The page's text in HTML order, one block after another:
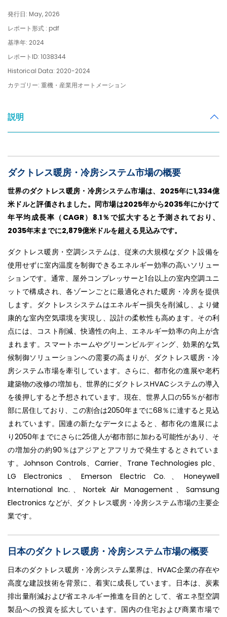
発行日: May, 2026
レポート形式 : pdf
基準年: 2024
レポートID: 1038344
Historical Data: 2020-2024
カテゴリー: 重機・産業用オートメーション
説明
ダクトレス暖房・冷房システム市場の概要
世界のダクトレス暖房・冷房システム市場は、2025年に1,334億
米ドルと評価されました。同市場は2025年から2035年にかけて
年平均成長率（CAGR）8.1％で拡大すると予測されており、
2035年末までに2,879億米ドルを超える見込みです。
ダクトレス暖房・空調システムは、従来の大規模なダクト設備を
使用せずに室内温度を制御できるエネルギー効率の高いソリュー
ションです。通常、屋外コンプレッサーと1台以上の室内空調ユニ
ットで構成され、各ゾーンごとに最適化された暖房・冷房を提供
します。ダクトレスシステムはエネルギー損失を削減し、より健
康的な室内空気環境を実現し、設計の柔軟性も高めます。その利
点には、コスト削減、快適性の向上、エネルギー効率の向上が含
まれます。スマートホームやグリーンビルディング、効果的な気
候制御ソリューションへの需要の高まりが、ダクトレス暖房・冷
房システム市場を牽引しています。さらに、都市化の進展や老朽
建築物の改修の増加も、世界的にダクトレスHVACシステムの導入
を後押しすると予想されています。現在、世界人口の55％が都市
部に居住しており、この割合は2050年までに68％に達すると見込
まれています。国連の新たなデータによると、都市化の進展によ
り2050年までにさらに25億人が都市部に加わる可能性があり、そ
の増加分の約90％はアジアとアフリカで発生するとされていま
す。Johnson Controls、Carrier、Trane Technologies plc、
LG Electronics、Emerson Electric Co.、Honeywell
International Inc.、Nortek Air Management、Samsung
Electronics などが、ダクトレス暖房・冷房システム市場の主要企
業です。
日本のダクトレス暖房・冷房システム市場の概要
日本のダクトレス暖房・冷房システム業界は、HVAC企業の存在や
高度な建設技術を背景に、着実に成長しています。日本は、炭素
排出量削減および省エネルギー推進を目的として、省エネ型空調
製品への投資を拡大しています。国内の住宅および商業市場で